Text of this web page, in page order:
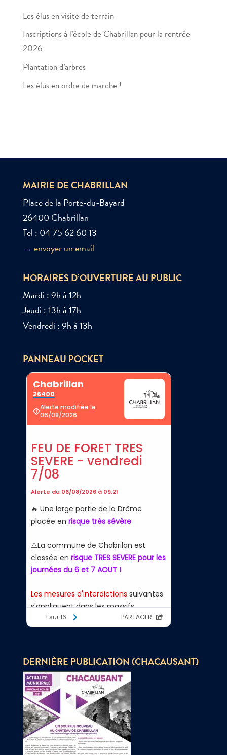
Les élus en visite de terrain
Inscriptions à l’école de Chabrillan pour la rentrée
2026
Plantation d’arbres
Les élus en ordre de marche !
MAIRIE DE CHABRILLAN
Place de la Porte-du-Bayard
26400 Chabrillan
Tel : 04 75 62 60 13
→ envoyer un email
HORAIRES D’OUVERTURE AU PUBLIC
Mardi : 9h à 12h
Jeudi : 13h à 17h
Vendredi : 9h à 13h
PANNEAU POCKET
DERNIÈRE PUBLICATION (CHACAUSANT)